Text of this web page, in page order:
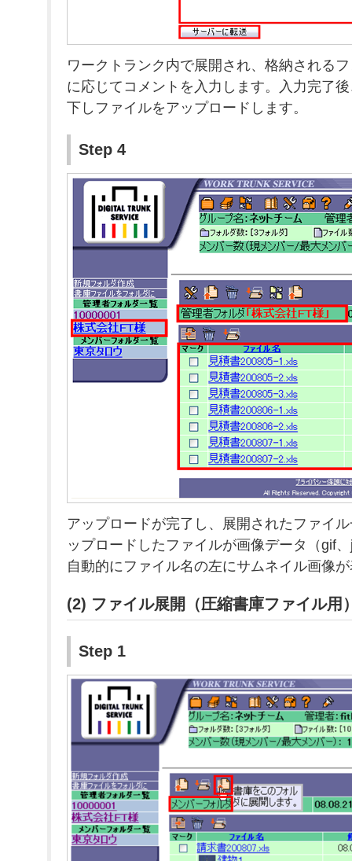
ワークトランク内で展開され、格納される
に応じてコメントを入力します。入力完了
下しファイルをアップロードします。
Step 4
アップロードが完了し、展開されたファイ
ップロードしたファイルが画像データ（gif
自動的にファイル名の左にサムネイル画像
(2) ファイル展開（圧縮書庫ファイル用
Step 1